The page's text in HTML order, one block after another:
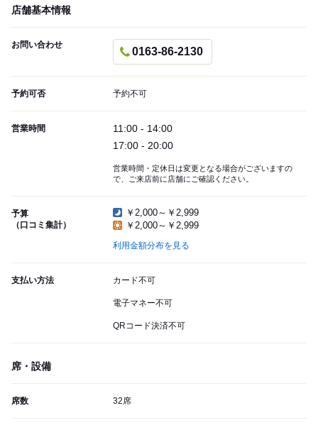
店舗基本情報
お問い合わせ
0163-86-2130
予約可否 予約不可
営業時間
11:00 - 14:00
17:00 - 20:00
営業時間・定休日は変更となる場合がございますの
で、ご来店前に店舗にご確認ください。
予算
（口コミ集計）
￥2,000～￥2,999
￥2,000～￥2,999
利用金額分布を見る
支払い方法 カード不可
電子マネー不可
QRコード決済不可
席・設備
席数 32席